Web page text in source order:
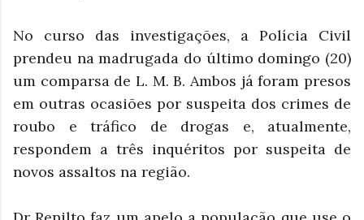
No curso das investigações, a Polícia Civil
prendeu na madrugada do último domingo (20)
um comparsa de L. M. B. Ambos já foram presos
em outras ocasiões por suspeita dos crimes de
roubo e tráfico de drogas e, atualmente,
respondem a três inquéritos por suspeita de
novos assaltos na região.